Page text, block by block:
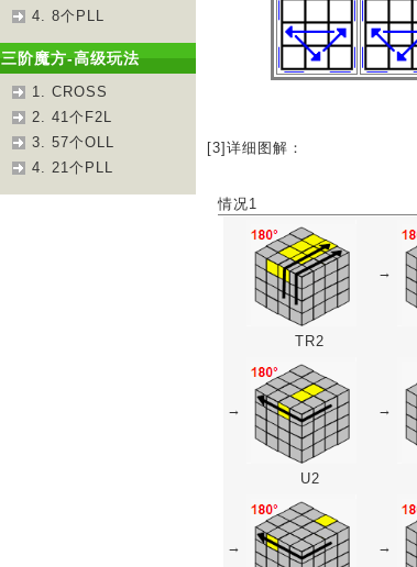
4. 8个PLL
三阶魔方-高级玩法
1. CROSS
2. 41个F2L
3. 57个OLL
4. 21个PLL
[3]详细图解：
情况1
→
TR2
→ →
U2
→ →